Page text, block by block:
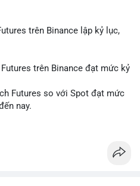
trên Binance lập kỷ lục,
trên Binance đạt mức kỷ
Futures so với Spot đạt mức
nay.